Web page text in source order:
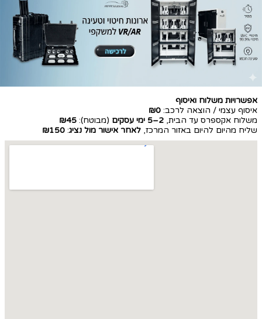
אפשרויות משלוח ואיסוף
איסוף עצמי / הוצאה לרכב: ₪0
משלוח אקספרס עד הבית, 2–5 ימי עסקים (מבוטח): ₪45
שליח מהיום להיום באזור המרכז, לאחר אישור מול נציג:
₪150